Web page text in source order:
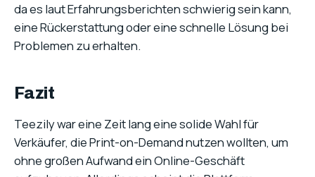
da es laut Erfahrungsberichten schwierig sein kann,
eine Rückerstattung oder eine schnelle Lösung bei
Problemen zu erhalten.
Fazit
Teezily war eine Zeit lang eine solide Wahl für
Verkäufer, die Print-on-Demand nutzen wollten, um
ohne großen Aufwand ein Online-Geschäft